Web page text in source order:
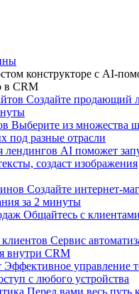
конструкторе с AI-
в CRM
Создайте продающий
Выберите из множества
под разные отрасли
лендингов AI поможет
создаст изображения
Создайте интернет-
за 2 минуты
Общайтесь с
Сервис
внутри CRM
Эффективное управление
с любого устройства